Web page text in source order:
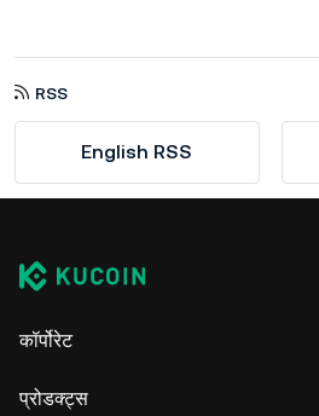
RSS
English RSS
कॉर्पोरेट
प्रोडक्ट्स